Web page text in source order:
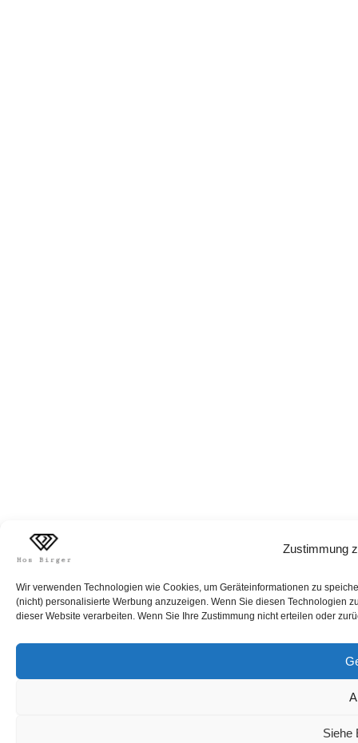
Zustimmung
Wir verwenden Technologien wie Cookies, um Geräteinformationen zu
(nicht) personalisierte Werbung anzuzeigen. Wenn Sie diesen Technologien
dieser Website verarbeiten. Wenn Sie Ihre Zustimmung nicht erteilen oder
Siehe